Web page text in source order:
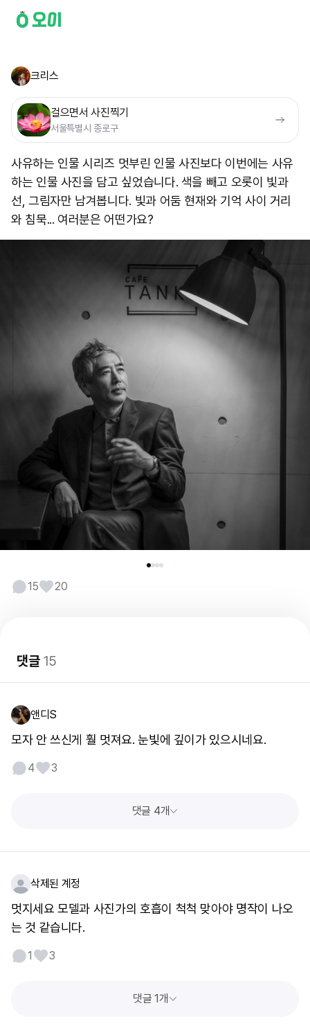
크리스
걸으면서 사진찍기
서울특별시 종로구
사유하는 인물 시리즈 멋부린 인물 사진보다 이번에는 사유
하는 인물 사진을 담고 싶었습니다. 색을 빼고 오롯이 빛과
선, 그림자만 남겨봅니다. 빛과 어둠 현재와 기억 사이 거리
와 침묵... 여러분은 어떤가요? ​
15 20
댓글15
앤디S
모자 안 쓰신게 훨 멋져요. 눈빛에 깊이가 있으시네요.
4 3
댓글 4개
삭제된 계정
멋지세요 모델과 사진가의 호흡이 척척 맞아야 명작이 나오
는 것 같습니다.
1 3
댓글 1개